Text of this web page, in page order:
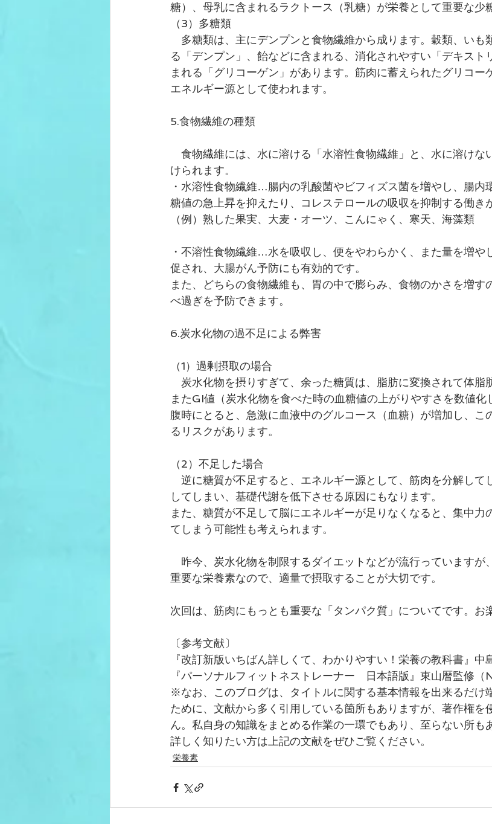
糖）、母乳に含まれるラクトース（乳糖）が栄養として重要な少
（3）多糖類
多糖類は、主にデンプンと食物繊維から成ります。穀類、いも
る「デンプン」、飴などに含まれる、消化されやすい「デキスト
まれる「グリコーゲン」があります。筋肉に蓄えられたグリコー
エネルギー源として使われます。
5.食物繊維の種類
食物繊維には、水に溶ける「水溶性食物繊維」と、水に溶けな
けられます。
・水溶性食物繊維…腸内の乳酸菌やビフィズス菌を増やし、腸内
糖値の急上昇を抑えたり、コレステロールの吸収を抑制する働き
（例）熟した果実、大麦・オーツ、こんにゃく、寒天、海藻類
・不溶性食物繊維…水を吸収し、便をやわらかく、また量を増や
促され、大腸がん予防にも有効的です。
また、どちらの食物繊維も、胃の中で膨らみ、食物のかさを増す
べ過ぎを予防できます。
6.炭水化物の過不足による弊害
（1）過剰摂取の場合
炭水化物を摂りすぎて、余った糖質は、脂肪に変換されて体脂
またGI値（炭水化物を食べた時の血糖値の上がりやすさを数値化
腹時にとると、急激に血液中のグルコース（血糖）が増加し、こ
るリスクがあります。
（2）不足した場合
逆に糖質が不足すると、エネルギー源として、筋肉を分解して
してしまい、基礎代謝を低下させる原因にもなります。
また、糖質が不足して脳にエネルギーが足りなくなると、集中力
てしまう可能性も考えられます。
昨今、炭水化物を制限するダイエットなどが流行っていますが
重要な栄養素なので、適量で摂取することが大切です。
次回は、筋肉にもっとも重要な「タンパク質」についてです。お
〔参考文献〕
『改訂新版いちばん詳しくて、わかりやすい！栄養の教科書』中
『パーソナルフィットネストレーナー　日本語版』東山暦監修
※なお、このブログは、タイトルに関する基本情報を出来るだけ
ために、文献から多く引用している箇所もありますが、著作権を
ん。私自身の知識をまとめる作業の一環でもあり、至らない所も
詳しく知りたい方は上記の文献をぜひご覧ください。
栄養素